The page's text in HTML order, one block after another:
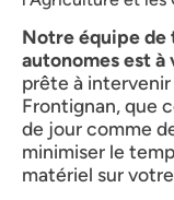
Notre équipe
autonomes est
prête à intervenir
Frontignan, que
de jour comme
minimiser le
matériel sur